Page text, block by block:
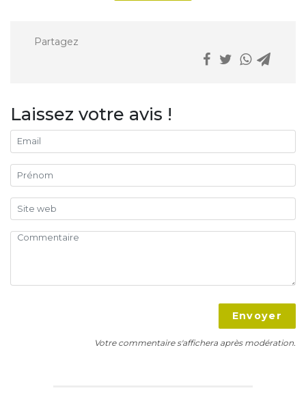
Partagez
Laissez votre avis !
Envoyer
Votre commentaire s'affichera après modération.